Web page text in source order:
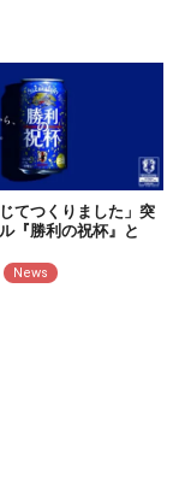
じてつくりました」突
『勝利の祝杯』と
News